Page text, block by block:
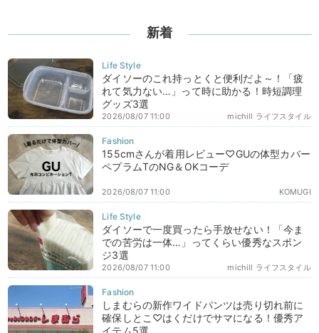
新着
ダイソーのこれ持っとくと便利だよ～！「疲
れて気力ない…」って時に助かる！時短調理
グッズ3選
michill ライフスタイル
2026/08/07 11:00
155cmさんが着用レビュー♡GUの体型カバー
ペプラムTのNG＆OKコーデ
KOMUGI
2026/08/07 11:00
ダイソーで一度買ったら手放せない！「今ま
での苦労は一体…」ってくらい優秀なスポン
ジ3選
michill ライフスタイル
2026/08/07 11:00
しまむらの新作ワイドパンツは売り切れ前に
確保しとこ♡はくだけでサマになる！優秀ア